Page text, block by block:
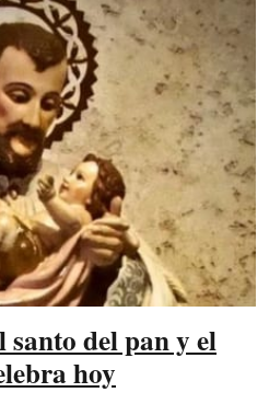
santo del pan y el
hoy